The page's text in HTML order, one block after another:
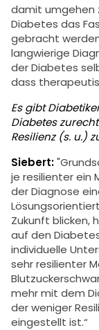
damit umgehen
Diabetes das
gebracht
langwierige
der Diabetes
dass
Es gibt
Diabetes
Resilienz (s. u.)
Siebert:
je resilienter ein
der Diagnose
Zukunft blicken,
auf den
individuelle
sehr resilienter
mehr mit dem
der weniger
eingestellt ist.“